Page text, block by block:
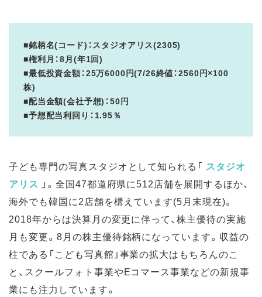
■銘柄名(コード)：スタジオアリス(2305)
■権利月：8月(年1回)
■最低投資金額：25万6000円(7/26終値：2560円×100
株)
■配当金額(会社予想)：50円
■予想配当利回り：1.95％
子ども専門の写真スタジオとして知られる「 スタジオ
アリス 」。全国47都道府県に512店舗を展開するほか、
海外でも韓国に2店舗を構えています(5月末現在)。
2018年からは決算月の変更に伴って、株主優待の実施
月も変更。8月の株主優待銘柄になっています。収益の
柱である「こども写真館」事業の拡大はもちろんのこ
と、スクールフォト事業やEコマース事業などの新規事
業にも注力しています。